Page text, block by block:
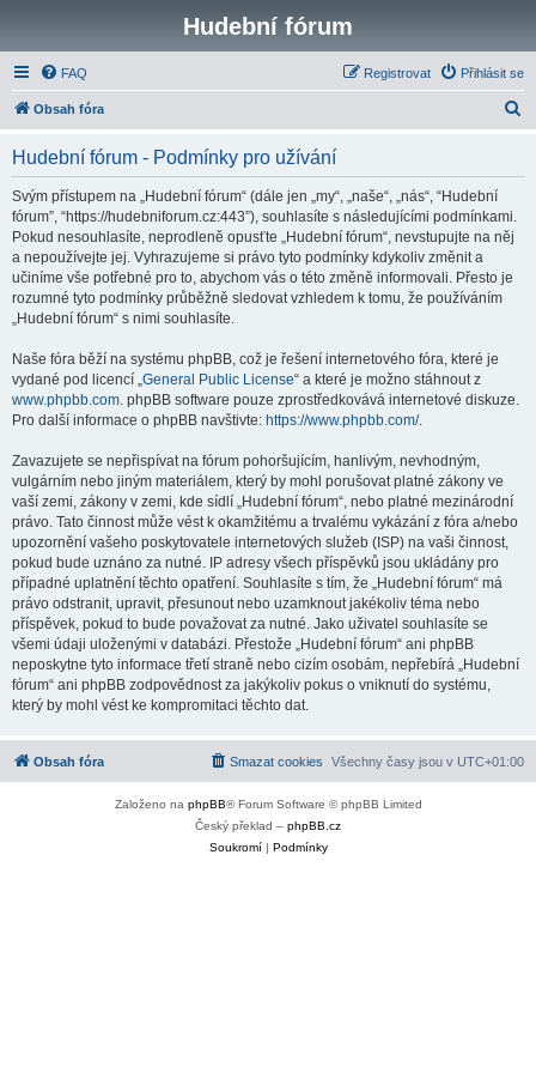
Hudební fórum
FAQ Přihlásit se
Registrovat
Obsah fóra
Hudební fórum - Podmínky pro užívání
Svým přístupem na „Hudební fórum“ (dále jen „my“, „naše“, „nás“, “Hudební
fórum”, “https://hudebniforum.cz:443”), souhlasíte s následujícími podmínkami.
Pokud nesouhlasíte, neprodleně opusťte „Hudební fórum“, nevstupujte na něj
a nepoužívejte jej. Vyhrazujeme si právo tyto podmínky kdykoliv změnit a
učiníme vše potřebné pro to, abychom vás o této změně informovali. Přesto je
rozumné tyto podmínky průběžně sledovat vzhledem k tomu, že používáním
„Hudební fórum“ s nimi souhlasíte.
Naše fóra běží na systému phpBB, což je řešení internetového fóra, které je
vydané pod licencí „General Public License“ a které je možno stáhnout z
www.phpbb.com. phpBB software pouze zprostředkovává internetové diskuze.
Pro další informace o phpBB navštivte: https://www.phpbb.com/.
Zavazujete se nepřispívat na fórum pohoršujícím, hanlivým, nevhodným,
vulgárním nebo jiným materiálem, který by mohl porušovat platné zákony ve
vaší zemi, zákony v zemi, kde sídlí „Hudební fórum“, nebo platné mezinárodní
právo. Tato činnost může vést k okamžitému a trvalému vykázání z fóra a/nebo
upozornění vašeho poskytovatele internetových služeb (ISP) na vaši činnost,
pokud bude uznáno za nutné. IP adresy všech příspěvků jsou ukládány pro
případné uplatnění těchto opatření. Souhlasíte s tím, že „Hudební fórum“ má
právo odstranit, upravit, přesunout nebo uzamknout jakékoliv téma nebo
příspěvek, pokud to bude považovat za nutné. Jako uživatel souhlasíte se
všemi údaji uloženými v databázi. Přestože „Hudební fórum“ ani phpBB
neposkytne tyto informace třetí straně nebo cizím osobám, nepřebírá „Hudební
fórum“ ani phpBB zodpovědnost za jakýkoliv pokus o vniknutí do systému,
který by mohl vést ke kompromitaci těchto dat.
Obsah fóra Všechny časy jsou v UTC+01:00
Smazat cookies
Založeno na phpBB® Forum Software © phpBB Limited
Český překlad – phpBB.cz
Soukromí| Podmínky